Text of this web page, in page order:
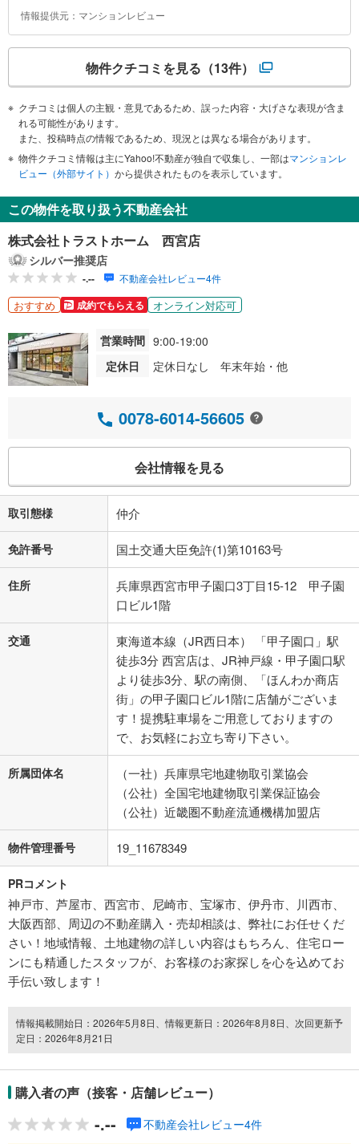
あるので、周辺には飲食店も多くあり、大きな公園や川も流れ
ているので自然環境も楽しめます。
情報提供元：マンションレビュー
物件クチコミを見る （13件）
クチコミは個人の主観・意見であるため、誤った内容・大げさな表現が含ま
れる可能性があります。
また、投稿時点の情報であるため、現況とは異なる場合があります。
物件クチコミ情報は主にYahoo!不動産が独自で収集し、一部はマンションレ
ビュー（外部サイト） から提供されたものを表示しています。
この物件を取り扱う不動産会社
株式会社トラストホーム 西宮店
シルバー推奨店
-.-- 不動産会社レビュー4件
おすすめ 成約でもらえる オンライン対応可
営業時間 9:00-19:00
定休日
定休日なし 年末年始・他
0078-6014-56605
会社情報を見る
取引態様 仲介
免許番号 国土交通大臣免許(1)第10163号
住所
兵庫県西宮市甲子園口3丁目15-12 甲子園
口ビル1階
交通
東海道本線（JR西日本） 「甲子園口」駅
徒歩3分 西宮店は、JR神戸線・甲子園口駅
より徒歩3分、駅の南側、「ほんわか商店
街」の甲子園口ビル1階に店舗がございま
す！提携駐車場をご用意しておりますの
で、お気軽にお立ち寄り下さい。
所属団体名
（一社）兵庫県宅地建物取引業協会
（公社）全国宅地建物取引業保証協会
（公社）近畿圏不動産流通機構加盟店
物件管理番号 19_11678349
PRコメント
神戸市、芦屋市、西宮市、尼崎市、宝塚市、伊丹市、川西市、
大阪西部、周辺の不動産購入・売却相談は、弊社にお任せくだ
さい！地域情報、土地建物の詳しい内容はもちろん、住宅ロー
ンにも精通したスタッフが、お客様のお家探しを心を込めてお
手伝い致します！
情報掲載開始日：2026年5月8日、情報更新日：2026年8月8日、次回更新予
定日：2026年8月21日
購入者の声（接客・店舗レビュー）
-.-- 不動産会社レビュー4件